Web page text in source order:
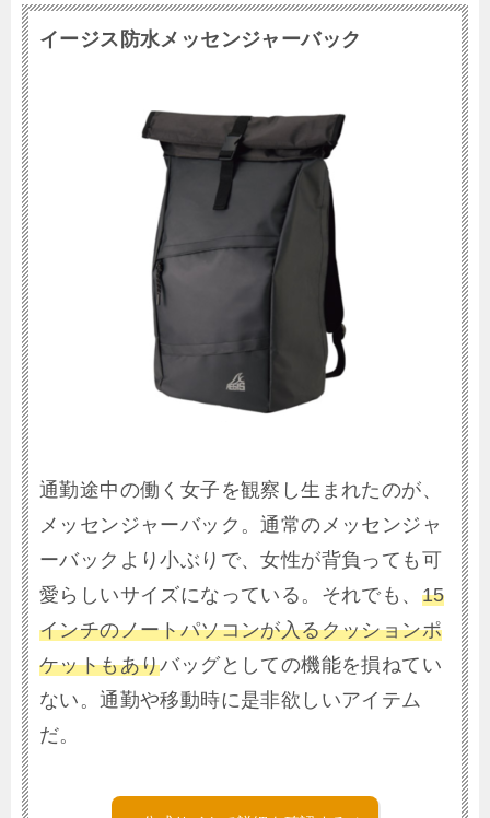
イージス防水メッセンジャーバック
通勤途中の働く女子を観察し生まれたのが、
メッセンジャーバック。通常のメッセンジャ
ーバックより小ぶりで、女性が背負っても可
愛らしいサイズになっている。それでも、 15
インチのノートパソコンが入るクッションポ
ケットもありバッグとしての機能を損ねてい
ない。通勤や移動時に是非欲しいアイテム
だ。